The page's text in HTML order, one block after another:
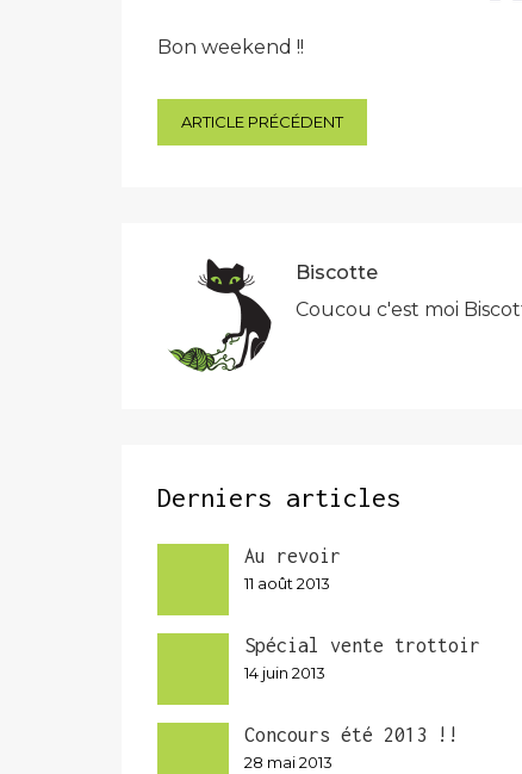
Bon weekend !!
Navigation
ARTICLE PRÉCÉDENT
Biscotte
Coucou c'est moi
Derniers articles
Au revoir
11 août 2013
Spécial vente trottoir
14 juin 2013
Concours été 2013 !!
28 mai 2013